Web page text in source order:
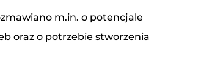
m.in. o potencjale
oraz o potrzebie stworzenia